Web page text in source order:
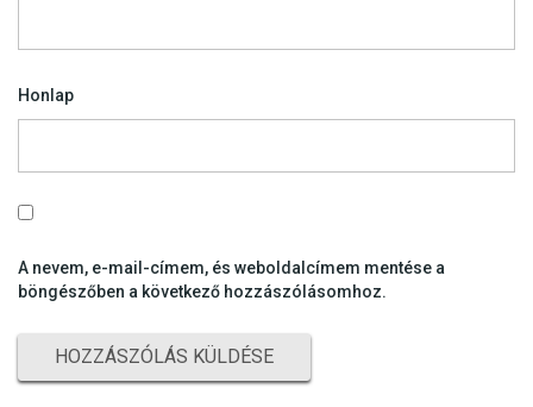
Honlap
A nevem, e-mail-címem, és weboldalcímem mentése a
böngészőben a következő hozzászólásomhoz.